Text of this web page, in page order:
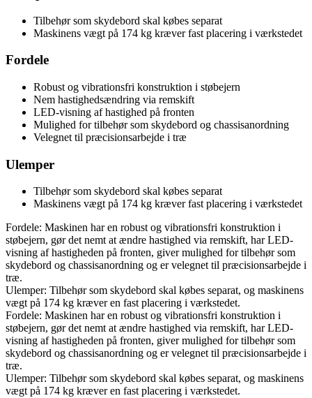
Tilbehør som skydebord skal købes separat
Maskinens vægt på 174 kg kræver fast placering i værkstedet
Fordele
Robust og vibrationsfri konstruktion i støbejern
Nem hastighedsændring via remskift
LED-visning af hastighed på fronten
Mulighed for tilbehør som skydebord og chassisanordning
Velegnet til præcisionsarbejde i træ
Ulemper
Tilbehør som skydebord skal købes separat
Maskinens vægt på 174 kg kræver fast placering i værkstedet
Fordele: Maskinen har en robust og vibrationsfri konstruktion i
støbejern, gør det nemt at ændre hastighed via remskift, har LED-
visning af hastigheden på fronten, giver mulighed for tilbehør som
skydebord og chassisanordning og er velegnet til præcisionsarbejde i
træ.
Ulemper: Tilbehør som skydebord skal købes separat, og maskinens
vægt på 174 kg kræver en fast placering i værkstedet.
Fordele: Maskinen har en robust og vibrationsfri konstruktion i
støbejern, gør det nemt at ændre hastighed via remskift, har LED-
visning af hastigheden på fronten, giver mulighed for tilbehør som
skydebord og chassisanordning og er velegnet til præcisionsarbejde i
træ.
Ulemper: Tilbehør som skydebord skal købes separat, og maskinens
vægt på 174 kg kræver en fast placering i værkstedet.